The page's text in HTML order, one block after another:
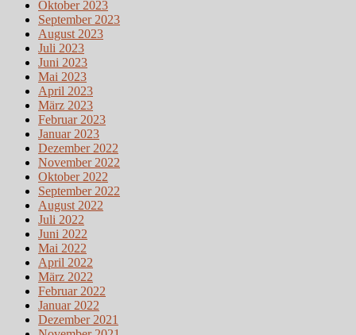
Oktober 2023
September 2023
August 2023
Juli 2023
Juni 2023
Mai 2023
April 2023
März 2023
Februar 2023
Januar 2023
Dezember 2022
November 2022
Oktober 2022
September 2022
August 2022
Juli 2022
Juni 2022
Mai 2022
April 2022
März 2022
Februar 2022
Januar 2022
Dezember 2021